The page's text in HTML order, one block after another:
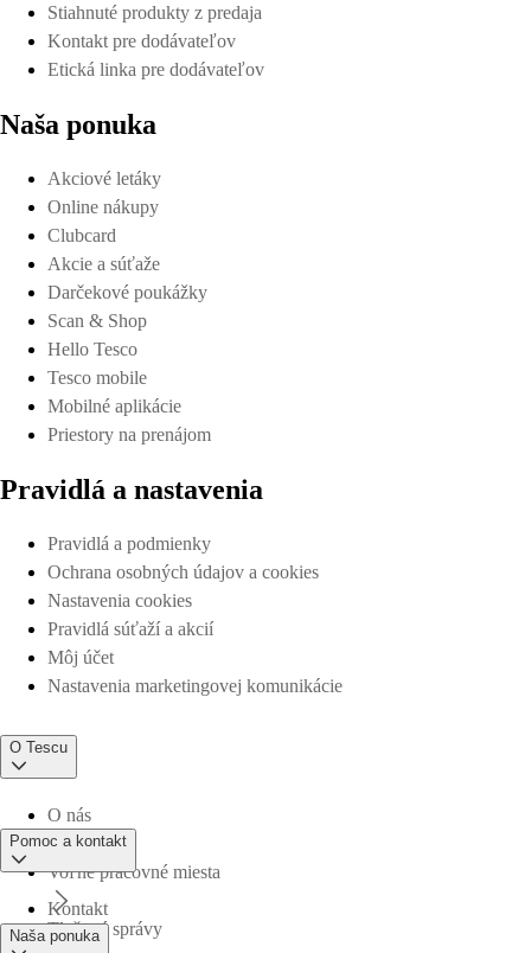
Stiahnuté produkty z predaja
Kontakt pre dodávateľov
Etická linka pre dodávateľov
Naša ponuka
Akciové letáky
Online nákupy
Clubcard
Akcie a súťaže
Darčekové poukážky
Scan & Shop
Hello Tesco
Tesco mobile
Mobilné aplikácie
Priestory na prenájom
Pravidlá a nastavenia
Pravidlá a podmienky
Ochrana osobných údajov a cookies
Nastavenia cookies
Pravidlá súťaží a akcií
Môj účet
Nastavenia marketingovej komunikácie
O Tescu
O nás
Voľné pracovné miesta
Tlačové správy
Pomoc a kontakt
Kontakt
Naša ponuka